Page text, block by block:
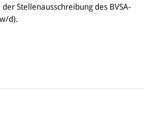
Stellenausschreibung des BVSA-
d).